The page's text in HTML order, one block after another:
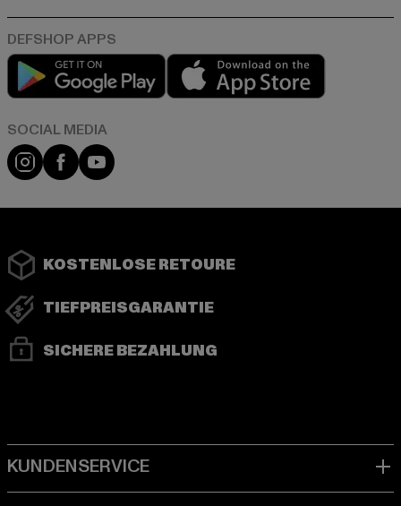
Play market
Instagram
FacebookYouTube
KOSTENLOSE RETOURE
TIEFPREISGARANTIE
SICHERE BEZAHLUNG